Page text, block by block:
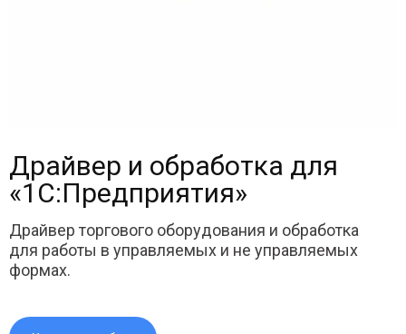
Драйвер и обработка для
«1С:Предприятия»
Драйвер торгового оборудования и обработка
для работы в управляемых и не управляемых
формах.